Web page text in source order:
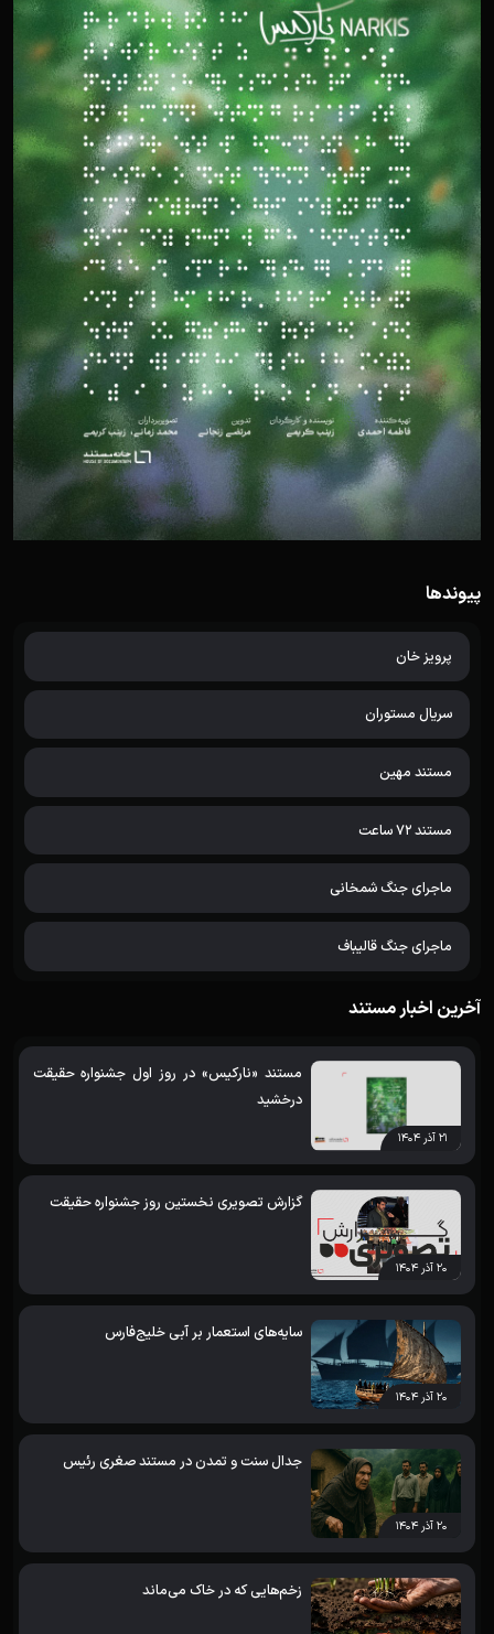
پیوندها
پرویز خان
سریال مستوران
مستند مهین
مستند 72 ساعت
ماجرای جنگ شمخانی
ماجرای جنگ قالیباف
آخرین اخبار مستند
۲۱ آذر ۱۴۰۴
مستند «نارکیس» در روز اول جشنواره حقیقت
درخشید
۲۰ آذر ۱۴۰۴
گزارش تصویری نخستین روز جشنواره حقیقت
۲۰ آذر ۱۴۰۴
سایه‌های استعمار بر آبی خلیج‌فارس
۲۰ آذر ۱۴۰۴
جدال سنت و تمدن در مستند صغری رئیس
زخم‌هایی که در خاک می‌ماند